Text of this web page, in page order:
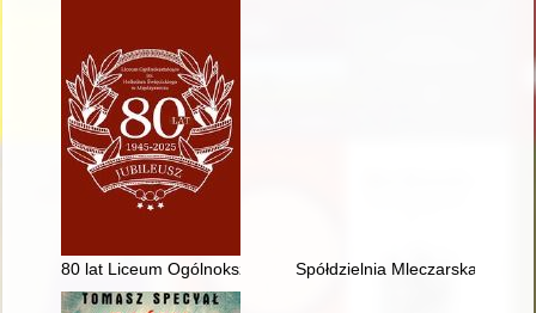
80 lat Liceum Ogólnokształcącego im. Heliodora Święcickiego
Spółdzielnia Mleczarska